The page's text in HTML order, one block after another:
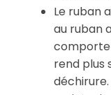
Le ruban
au ruban
comporte
rend plus